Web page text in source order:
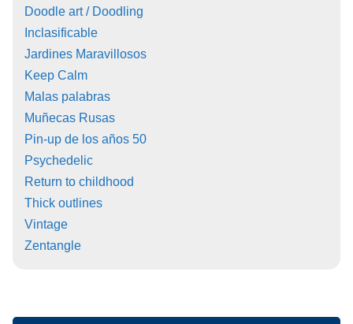
Doodle art / Doodling
Inclasificable
Jardines Maravillosos
Keep Calm
Malas palabras
Muñecas Rusas
Pin-up de los años 50
Psychedelic
Return to childhood
Thick outlines
Vintage
Zentangle